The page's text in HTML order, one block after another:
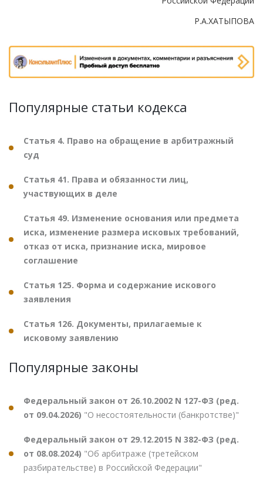
Р.А.ХАТЫПОВА
Популярные статьи кодекса
Статья 4. Право на обращение в арбитражный
суд
Статья 41. Права и обязанности лиц,
участвующих в деле
Статья 49. Изменение основания или предмета
иска, изменение размера исковых требований,
отказ от иска, признание иска, мировое
соглашение
Статья 125. Форма и содержание искового
заявления
Статья 126. Документы, прилагаемые к
исковому заявлению
Популярные законы
Федеральный закон от 26.10.2002 N 127-ФЗ (ред.
от 09.04.2026) "О несостоятельности (банкротстве)"
Федеральный закон от 29.12.2015 N 382-ФЗ (ред.
от 08.08.2024) "Об арбитраже (третейском
разбирательстве) в Российской Федерации"